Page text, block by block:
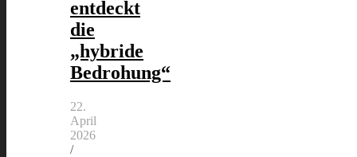
entdeckt
die
„hybride
Bedrohung“
22.
April
2026
/